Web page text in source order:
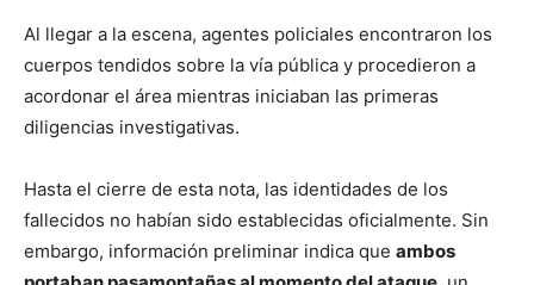
Al llegar a la escena, agentes policiales encontraron los
cuerpos tendidos sobre la vía pública y procedieron a
acordonar el área mientras iniciaban las primeras
diligencias investigativas.
Hasta el cierre de esta nota, las identidades de los
fallecidos no habían sido establecidas oficialmente. Sin
embargo, información preliminar indica que ambos